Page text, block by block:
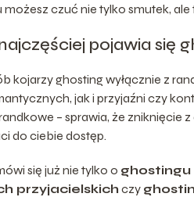
czuć nie tylko smutek, ale
pojawia się
kojarzy ghosting wyłącznie z
jak i przyjaźni czy
– sprawia, że zniknięcie
do ciebie dostęp.
się już nie tylko o
przyjacielskich czy